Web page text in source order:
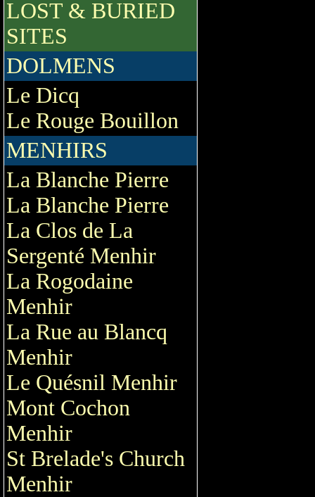
LOST & BURIED
SITES
DOLMENS
Le Dicq
Le Rouge Bouillon
MENHIRS
La Blanche Pierre
La Blanche Pierre
La Clos de La
Sergenté Menhir
La Rogodaine
Menhir
La Rue au Blancq
Menhir
Le Quésnil Menhir
Mont Cochon
Menhir
St Brelade's Church
Menhir